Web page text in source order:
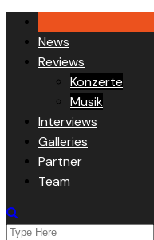
Skip
content
News
Reviews
Konzerte
Musik
Interviews
Galleries
Partner
Team